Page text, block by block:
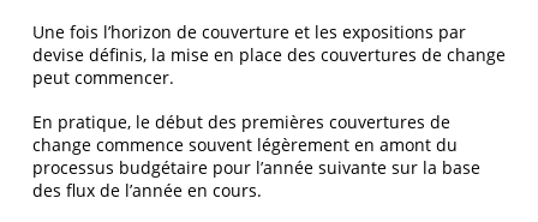
Une fois l’horizon de couverture et les expositions par
devise définis, la mise en place des couvertures de change
peut commencer.
En pratique, le début des premières couvertures de
change commence souvent légèrement en amont du
processus budgétaire pour l’année suivante sur la base
des flux de l’année en cours.